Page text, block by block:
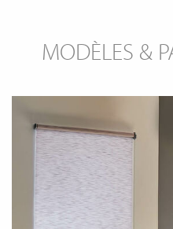
MODÈLES &